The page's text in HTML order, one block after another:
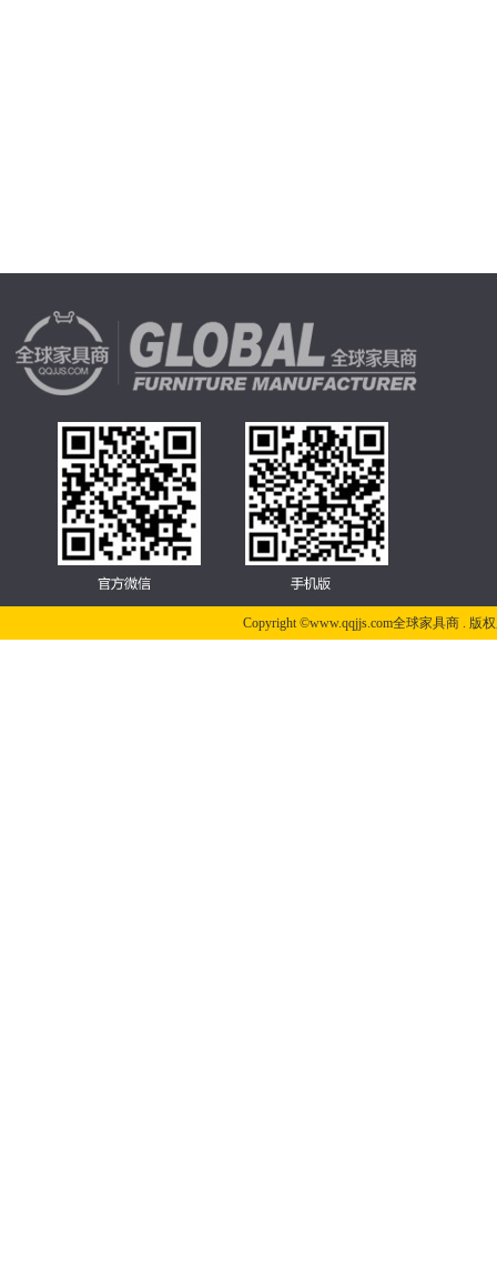
Copyright ©www.qqjjs.com全球家具商 . 版